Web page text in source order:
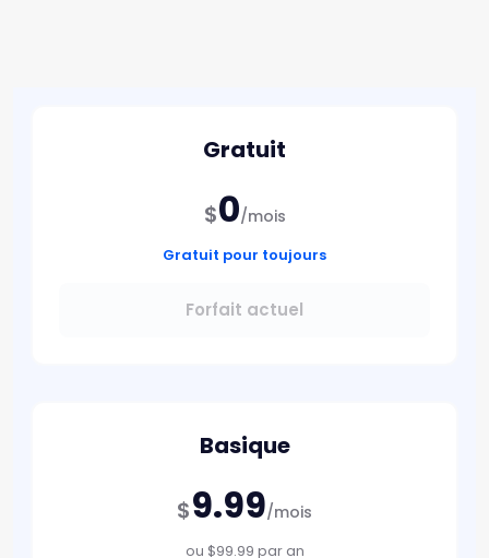
Gratuit
$0/mois
Gratuit pour toujours
Forfait actuel
Basique
$9.99/mois
ou $99.99 par an